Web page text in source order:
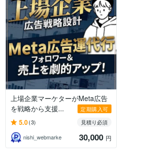
上場企業マーケターがMeta広告
を戦略から支援...
定期購入可
5.0(3)
見積り必須
nishi_webmarke
30,000 円